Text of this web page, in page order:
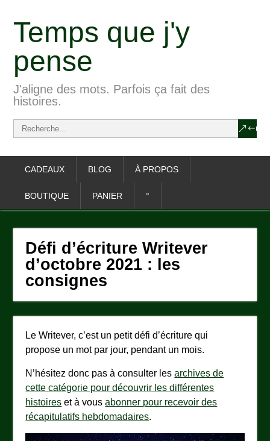
Temps que j'y
pense
J'aligne des mots. Parfois ça fait des
histoires.
CADEAUX BLOG À PROPOS
BOUTIQUE PANIER °
Défi d’écriture Writever
d’octobre 2021 : les
consignes
Le Writever, c’est un petit défi d’écriture qui
propose un mot par jour, pendant un mois.
N’hésitez donc pas à consulter lesarchives de
cette catégorie pour découvrir les différentes
histoires et à vousabonner pour recevoir des
récapitulatifs hebdomadaires.